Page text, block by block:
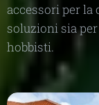
accessori per la
soluzioni sia
hobbisti.